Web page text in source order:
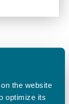
the website
optimize its